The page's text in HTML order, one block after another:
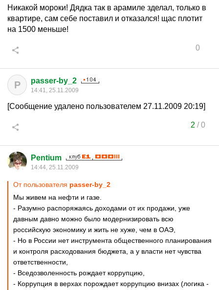
Никакой мороки! Дядка так в арамиле зделал, только в
квартире, сам себе поставил и отказался! щас плотит
на 1500 меньше!
0
P passer-by_2
14:41, 25.11.2009
[Сообщение удалено пользователем 27.11.2009 20:19]
2 /0
Pentium
14:44, 25.11.2009
От пользователя passer-by_2
Мы живем на нефти и газе.
- Разумно распоряжаясь доходами от их продажи, уже
давным давно можно было модернизировать всю
российскую экономику и жить не хуже, чем в ОАЭ,
- Но в России нет инструмента общественного планирования
и контроля расходования бюджета, а у власти нет чувства
ответственности,
- Вседозволенность рождает коррупцию,
- Коррупция в верхах порождает коррупцию внизах (логика -